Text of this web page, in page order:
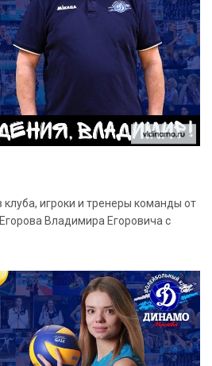
клуба, игроки и тренеры команды от
Владимира Егоровича с